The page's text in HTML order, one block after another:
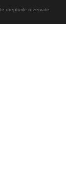
drepturile rezervate.